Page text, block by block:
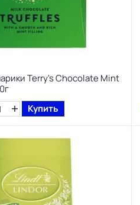
Terry's Chocolate Mint
Купить